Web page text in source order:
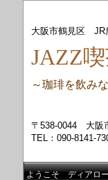
大阪市鶴見区 JR
JAZZ
～珈琲を飲み
お過ご
〒538-0044 大阪
TEL：090-8141-
ようこそ ディアロ